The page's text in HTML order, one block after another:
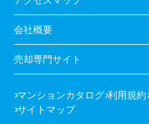
会社概要
売却専門サイト
マンションカタログ 利用規約
サイトマップ